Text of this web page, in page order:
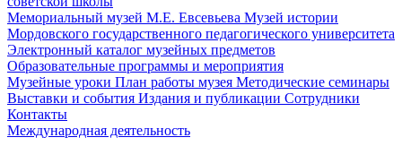
Мемориальный музей М.Е. Евсевьева Музей истории
Мордовского государственного педагогического университета
Электронный каталог музейных предметов
Образовательные программы и мероприятия
Музейные уроки План работы музея Методические семинары
Выставки и события Издания и публикации Сотрудники
Контакты
Международная деятельность